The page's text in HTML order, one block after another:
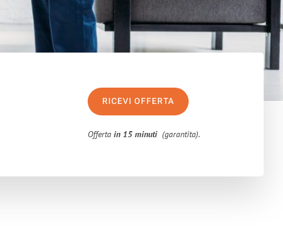
RICEVI OFFERTA
Offertain 15 minuti (garantita).